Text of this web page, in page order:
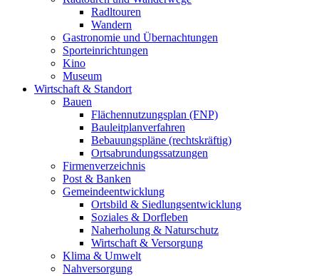
Radltouren
Wandern
Gastronomie und Übernachtungen
Sporteinrichtungen
Kino
Museum
Wirtschaft & Standort
Bauen
Flächennutzungsplan (FNP)
Bauleitplanverfahren
Bebauungspläne (rechtskräftig)
Ortsabrundungssatzungen
Firmenverzeichnis
Post & Banken
Gemeindeentwicklung
Ortsbild & Siedlungsentwicklung
Soziales & Dorfleben
Naherholung & Naturschutz
Wirtschaft & Versorgung
Klima & Umwelt
Nahversorgung